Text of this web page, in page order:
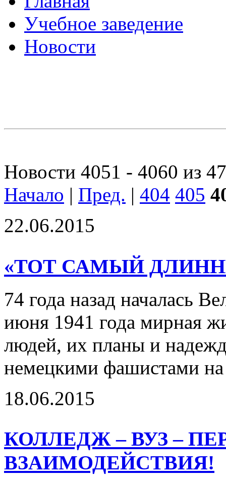
Учебное заведение
Новости
Новости 4051 - 4060 из
Начало | Пред. | 404 405
22.06.2015
«ТОТ САМЫЙ
74 года назад началась
июня 1941 года мирная
людей, их планы и
немецкими фашистами
18.06.2015
КОЛЛЕДЖ – ВУЗ –
ВЗАИМОДЕЙСТВИЯ!